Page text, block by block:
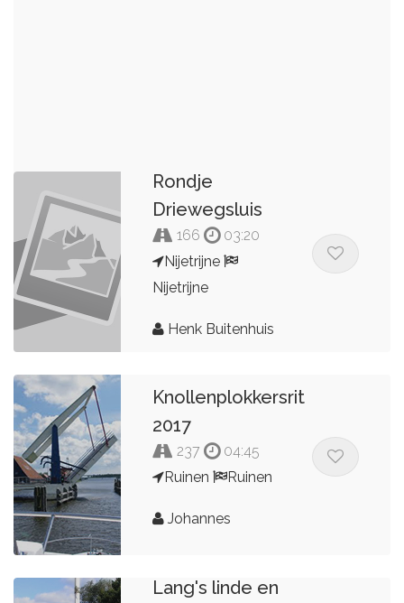
Rondje
Driewegsluis
166
03:20
Nijetrijne
Nijetrijne
Henk Buitenhuis
Knollenplokkersrit
2017
237
04:45
Ruinen
Ruinen
Johannes
Lang's linde en